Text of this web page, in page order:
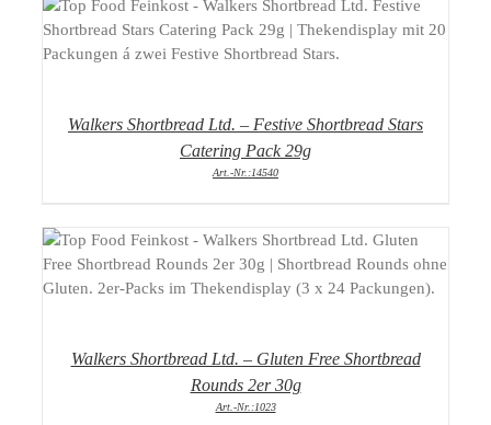
DETAILS
Walkers Shortbread Ltd. – Festive Shortbread Stars
Catering Pack 29g
Art.-Nr.:14540
DETAILS
Walkers Shortbread Ltd. – Gluten Free Shortbread
Rounds 2er 30g
Art.-Nr.:1023